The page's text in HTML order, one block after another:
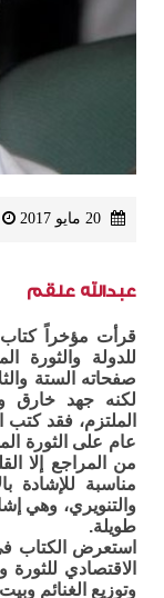
عبدالله علقم
قرأت مؤخراً كتاب
للدولة والثورة
صفحاته الستة
لكنه جهد خارق
الملتزم، فقد
عام على الثورة
من المراجع إلا
مناسبة للإشادة
والتنويري، وهي
طويلة.
استعرض الكتاب
الاقتصادي
وتوزيع الغنائم